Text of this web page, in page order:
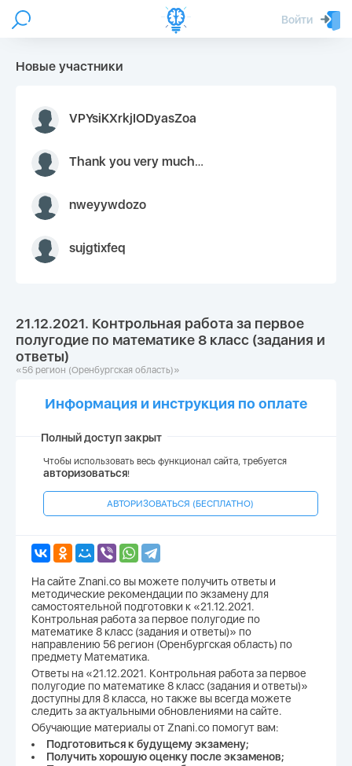
Войти
Новые участники
VPYsiKXrkjIODyasZoa
Thank you very much for your inquiry We appreciate you 9126052 https://youtube.com faceapple !
nweyywdozo
sujgtixfeq
21.12.2021. Контрольная работа за первое
полугодие по математике 8 класс (задания и
ответы)
«56 регион (Оренбургская область)»
Информация и инструкция по оплате
Полный доступ закрыт
Чтобы использовать весь функционал сайта, требуется
авторизоваться!
АВТОРИЗОВАТЬСЯ (БЕСПЛАТНО)
На сайте Znani.co вы можете получить ответы и
методические рекомендации по экзамену для
самостоятельной подготовки к «21.12.2021.
Контрольная работа за первое полугодие по
математике 8 класс (задания и ответы)» по
направлению 56 регион (Оренбургская область) по
предмету Математика.
Ответы на «21.12.2021. Контрольная работа за первое
полугодие по математике 8 класс (задания и ответы)»
доступны для 8 класса, но также вы всегда можете
следить за актуальными обновлениями на сайте.
Обучающие материалы от Znani.co помогут вам:
Подготовиться к будущему экзамену;
Получить хорошую оценку после экзаменов;